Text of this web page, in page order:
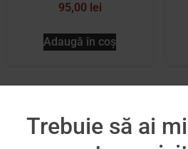
95,00 lei
Adaugă în coș
Trebuie să ai